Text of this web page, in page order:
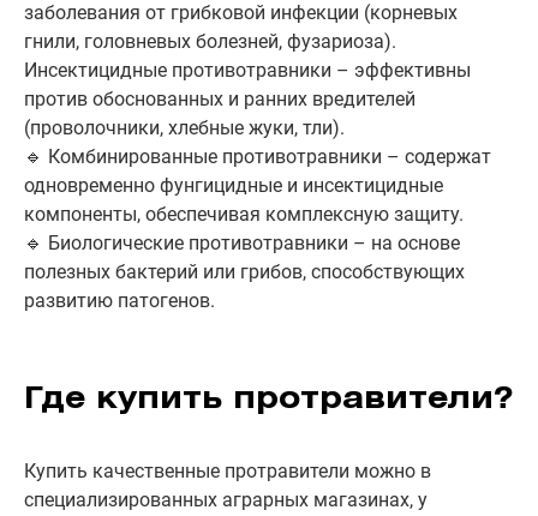
заболевания от грибковой инфекции (корневых
гнили, головневых болезней, фузариоза).
Инсектицидные противотравники – эффективны
против обоснованных и ранних вредителей
(проволочники, хлебные жуки, тли).
🔹 Комбинированные противотравники – содержат
одновременно фунгицидные и инсектицидные
компоненты, обеспечивая комплексную защиту.
🔹 Биологические противотравники – на основе
полезных бактерий или грибов, способствующих
развитию патогенов.
Где купить протравители?
Купить качественные протравители можно в
специализированных аграрных магазинах, у